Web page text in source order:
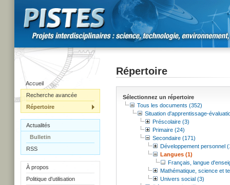
Accueil
Recherche avancée
Répertoire
Actualités
Bulletin
RSS
À propos
Politique d'utilisation
Répertoire
Sélectionnez un répertoire
Tous les documents (352)
Situation d'apprentissage-
Préscolaire (3)
Primaire (24)
Secondaire (171)
Développement personnel
Langues (1)
Français, langue
Mathématique, science et
Univers social (3)